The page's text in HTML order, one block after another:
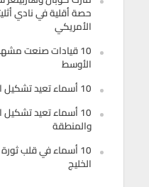
حصة أقلية في نادي
الأمريكي
10 قيادات صنعت
الأوسط
10 أسماء تعيد تشكيل اللوجستيات الذكية في الخليج
10 أسماء تعيد
والمنطقة
10 أسماء في قلب
الخليج